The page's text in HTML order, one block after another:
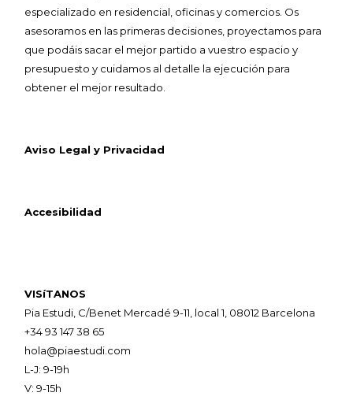
especializado en residencial, oficinas y comercios. Os
asesoramos en las primeras decisiones, proyectamos para
que podáis sacar el mejor partido a vuestro espacio y
presupuesto y cuidamos al detalle la ejecución para
obtener el mejor resultado.
Aviso Legal y Privacidad
Accesibilidad
VISíTANOS
Pia Estudi, C/Benet Mercadé 9-11, local 1, 08012 Barcelona
+34 93 147 38 65
hola@piaestudi.com
L-J: 9-19h
V: 9-15h